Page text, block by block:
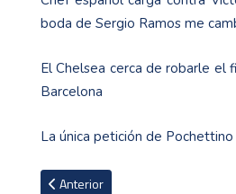
boda de Sergio Ramos me
El Chelsea cerca de robarle el
Barcelona
La única petición de Pochettino
Artículo anterior: Mundial de la
Anterior